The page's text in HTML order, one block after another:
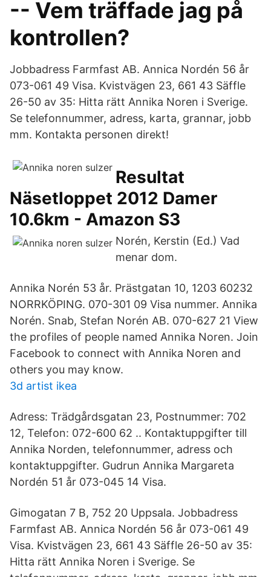
-- Vem träffade jag på
kontrollen?
Jobbadress Farmfast AB. Annica Nordén 56 år
073-061 49 Visa. Kvistvägen 23, 661 43 Säffle
26-50 av 35: Hitta rätt Annika Noren i Sverige.
Se telefonnummer, adress, karta, grannar, jobb
mm. Kontakta personen direkt!
Resultat
Näsetloppet 2012 Damer
10.6km - Amazon S3
Norén, Kerstin (Ed.) Vad
menar dom.
Annika Norén 53 år. Prästgatan 10, 1203 60232
NORRKÖPING. 070-301 09 Visa nummer. Annika
Norén. Snab, Stefan Norén AB. 070-627 21 View
the profiles of people named Annika Noren. Join
Facebook to connect with Annika Noren and
others you may know.
3d artist ikea
Adress: Trädgårdsgatan 23, Postnummer: 702
12, Telefon: 072-600 62 .. Kontaktuppgifter till
Annika Norden, telefonnummer, adress och
kontaktuppgifter. Gudrun Annika Margareta
Nordén 51 år 073-045 14 Visa.
Gimogatan 7 B, 752 20 Uppsala. Jobbadress
Farmfast AB. Annica Nordén 56 år 073-061 49
Visa. Kvistvägen 23, 661 43 Säffle 26-50 av 35:
Hitta rätt Annika Noren i Sverige. Se